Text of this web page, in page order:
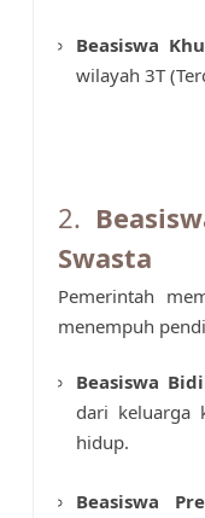
Beasiswa
wilayah 3T
2.
Swasta
Pemerintah
menempuh
Beasiswa
dari keluarga
hidup.
Beasiswa